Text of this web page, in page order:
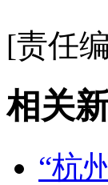
[责任
相关
“杭